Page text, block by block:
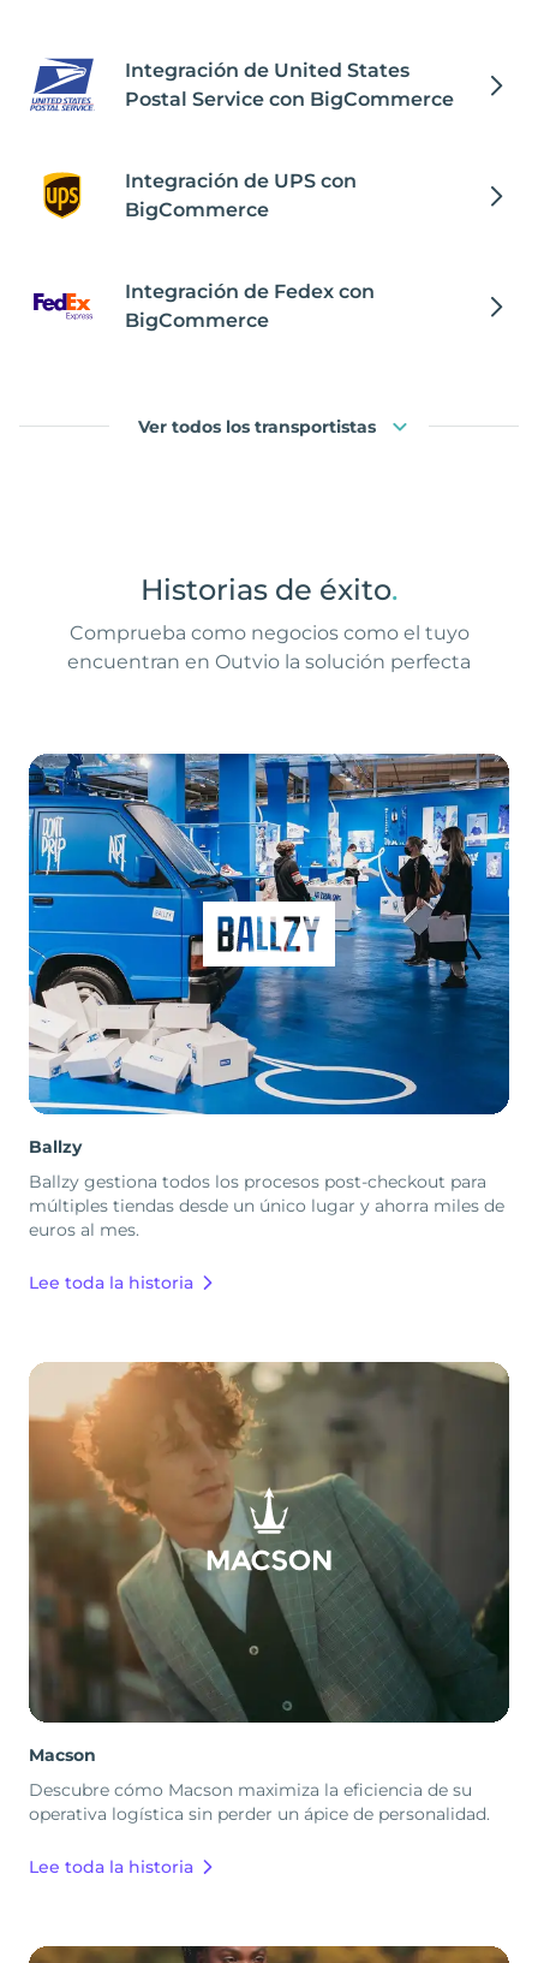
Integración de United States
Postal Service con BigCommerce
Integración de UPS con
BigCommerce
Integración de Fedex con
BigCommerce
Ver todos los transportistas
Historias de éxito.
Comprueba como negocios como el tuyo
encuentran en Outvio la solución perfecta
Ballzy
Ballzy gestiona todos los procesos post-checkout para
múltiples tiendas desde un único lugar y ahorra miles de
euros al mes.
Lee toda la historia
Macson
Descubre cómo Macson maximiza la eficiencia de su
operativa logística sin perder un ápice de personalidad.
Lee toda la historia